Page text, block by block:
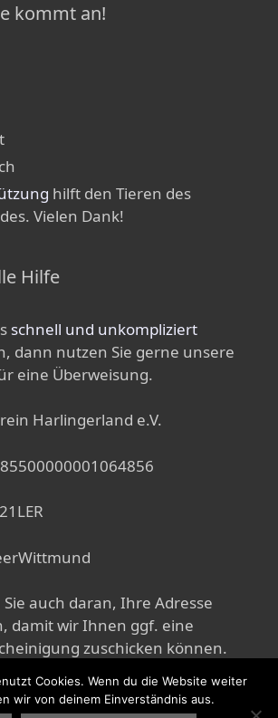
kommt an!
hilft den Tieren des
Vielen Dank!
Hilfe
schnell und unkompliziert
dann nutzen Sie gerne unsere
eine Überweisung.
Harlingerland e.V.
auch daran, Ihre Adresse
damit wir Ihnen ggf. eine
zuschicken können.
Cookies. Wenn du die Website weiter
wir von deinem Einverständnis aus.